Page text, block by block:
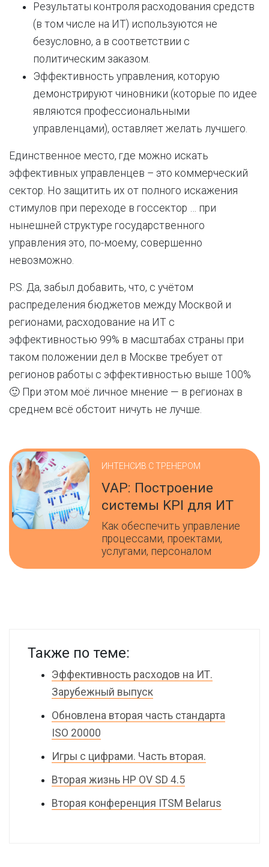
Результаты контроля расходования средств
(в том числе на ИТ) используются не
безусловно, а в соответствии с
политическим заказом.
Эффективность управления, которую
демонстрируют чиновники (которые по идее
являются профессиональными
управленцами), оставляет желать лучшего.
Единственное место, где можно искать
эффективных управленцев – это коммерческий
сектор. Но защитить их от полного искажения
стимулов при переходе в госсектор … при
нынешней структуре государственного
управления это, по-моему, совершенно
невозможно.
P.S. Да, забыл добавить, что, с учётом
распределения бюджетов между Москвой и
регионами, расходование на ИТ с
эффективностью 99% в масштабах страны при
таком положении дел в Москве требует от
регионов работы с эффективностью выше 100%
🙂 При этом моё личное мнение — в регионах в
среднем всё обстоит ничуть не лучше.
ИНТЕНСИВ С ТРЕНЕРОМ
VAP: Построение
системы KPI для ИТ
Как обеспечить управление
процессами, проектами,
услугами, персоналом
Также по теме:
Эффективность расходов на ИТ.
Зарубежный выпуск
Обновлена вторая часть стандарта
ISO 20000
Игры с цифрами. Часть вторая.
Вторая жизнь HP OV SD 4.5
Вторая конференция ITSM Belarus